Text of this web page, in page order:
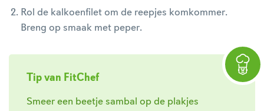
Rol de kalkoenfilet om de reepjes komkommer.
Breng op smaak met peper.
Tip van FitChef
Smeer een beetje sambal op de plakjes